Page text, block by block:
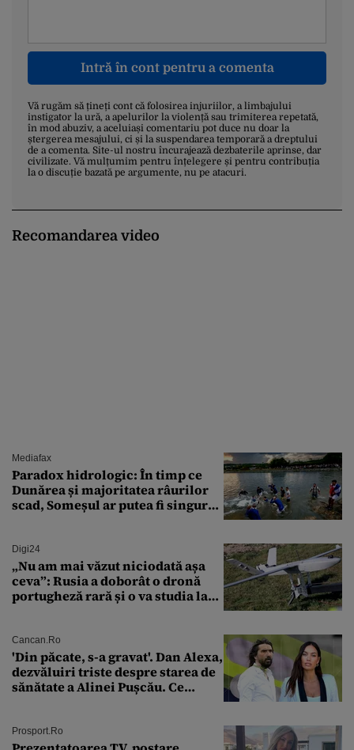
Intră în cont pentru a comenta
Vă rugăm să țineți cont că folosirea injuriilor, a limbajului
instigator la ură, a apelurilor la violență sau trimiterea repetată,
în mod abuziv, a aceluiași comentariu pot duce nu doar la
ștergerea mesajului, ci și la suspendarea temporară a dreptului
de a comenta. Site-ul nostru încurajează dezbaterile aprinse, dar
civilizate. Vă mulțumim pentru înțelegere și pentru contribuția
la o discuție bazată pe argumente, nu pe atacuri.
Recomandarea video
Mediafax
Paradox hidrologic: În timp ce
Dunărea și majoritatea râurilor
scad, Someșul ar putea fi singurul
Digi24
„Nu am mai văzut niciodată așa
ceva”: Rusia a doborât o dronă
portugheză rară și o va studia la
Cancan.ro
'Din păcate, s-a gravat'. Dan Alexa,
dezvăluiri triste despre starea de
sănătate a Alinei Pușcău. Ce
Prosport.ro